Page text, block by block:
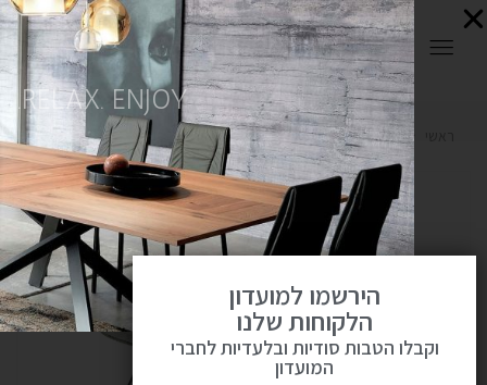
OUTLET שולחנות סלון שולחנות אייטם
RELAX. ENJOY.
הירשמו למועדון
הלקוחות שלנו
וקבלו הטבות סודיות ובלעדיות לחברי
המועדון